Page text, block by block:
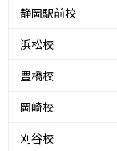
静岡駅前校
浜松校
豊橋校
岡崎校
刈谷校